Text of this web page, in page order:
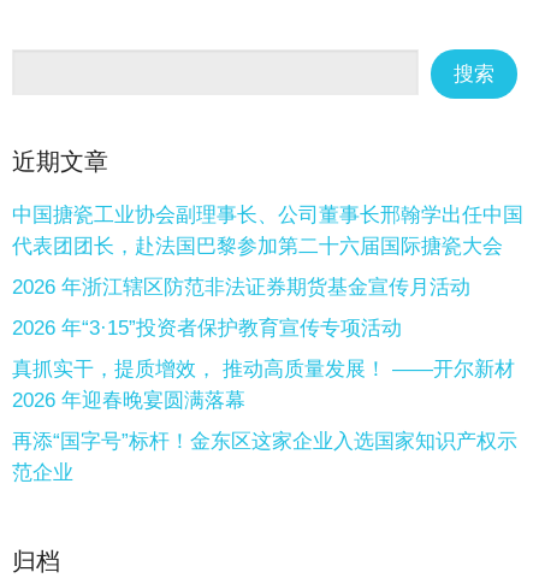
近期文章
中国搪瓷工业协会副理事长、公司董事长邢翰学出任中国
代表团团长，赴法国巴黎参加第二十六届国际搪瓷大会
2026 年浙江辖区防范非法证券期货基金宣传月活动
2026 年“3·15”投资者保护教育宣传专项活动
真抓实干，提质增效， 推动高质量发展！ ——开尔新材
2026 年迎春晚宴圆满落幕
再添“国字号”标杆！金东区这家企业入选国家知识产权示
范企业
归档